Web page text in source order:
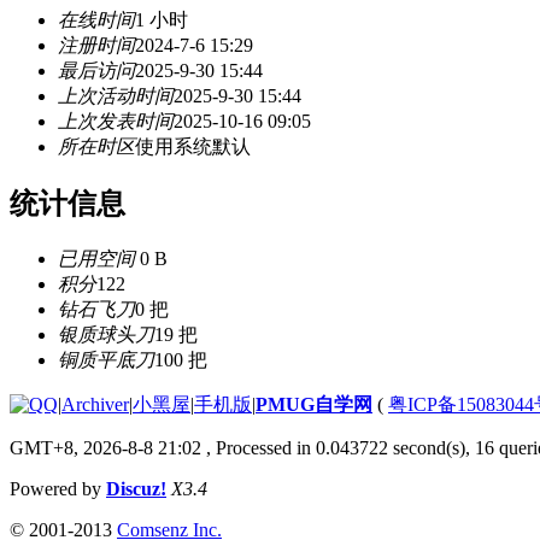
在线时间1 小时
注册时间2024-7-6 15:29
最后访问2025-9-30 15:44
上次活动时间2025-9-30 15:44
上次发表时间2025-10-16 09:05
所在时区使用系统默认
统计信息
已用空间0 B
积分122
钻石飞刀0 把
银质球头刀19 把
铜质平底刀100 把
|Archiver|小黑屋|手机版|PMUG自学网 ( 粤ICP备15083044
GMT+8, 2026-8-8 21:02 , Processed in 0.043722 second(s), 16
Powered by Discuz! X3.4
© 2001-2013 Comsenz Inc.